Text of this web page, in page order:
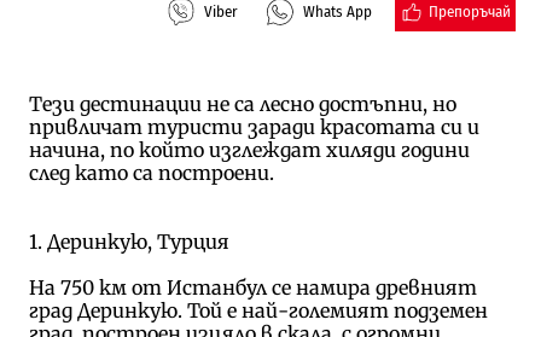
Viber Whats App Препоръчай
Тези дестинации не са лесно достъпни, но
привличат туристи заради красотата си и
начина, по който изглеждат хиляди години
след като са построени.
1. Деринкую, Турция
На 750 км от Истанбул се намира древният
град Деринкую. Той е най-големият подземен